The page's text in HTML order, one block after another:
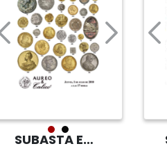
SUBASTA EN SALA